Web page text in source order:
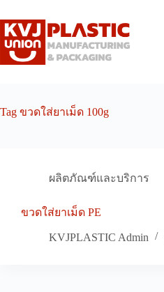
to
content
Tag ขวดใส่ยาเม็ด 100g
ผลิตภัณฑ์และบริการ
ขวดใส่ยาเม็ด PE
KVJPLASTIC Admin